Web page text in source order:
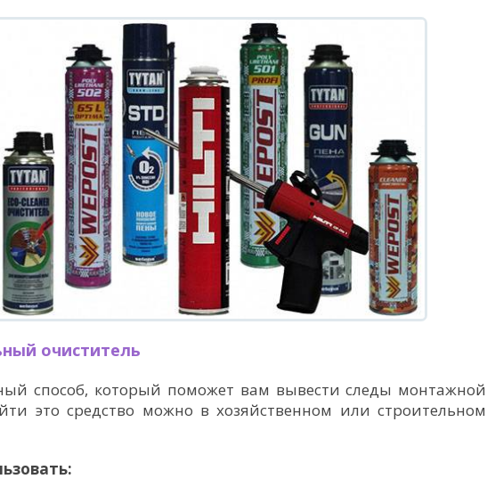
очиститель
способ, который поможет вам вывести следы монтажной
это средство можно в хозяйственном или строительном